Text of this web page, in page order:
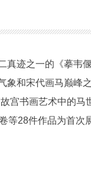
迹之一的《摹韦
象和宋代画马巅峰
宫书画艺术中的马
等28件作品为首次